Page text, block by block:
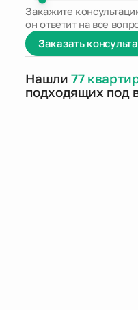
Закажите
он ответит на все
Заказать
Нашли 77
подходящих под